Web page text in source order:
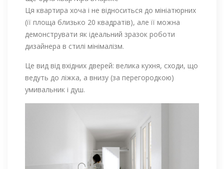
Ця квартира хоча і не відноситься до мініатюрних
(її площа близько 20 квадратів), але її можна
демонструвати як ідеальний зразок роботи
дизайнера в стилі мінімалізм.
Це вид від вхідних дверей: велика кухня, сходи, що
ведуть до ліжка, а внизу (за перегородкою)
умивальник і душ.